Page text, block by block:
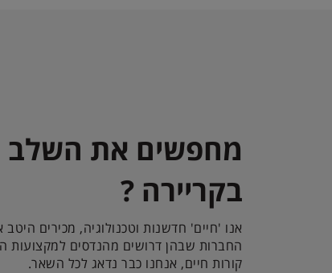
מחפשים את השלב
בקריירה ?
אנו 'חיים' חדשנות וטכנולוגיה, מכירים
החברות שבהן דרושים מהנדסים למקצועות
קורות חיים, אנחנו כבר נדאג לכל השאר.